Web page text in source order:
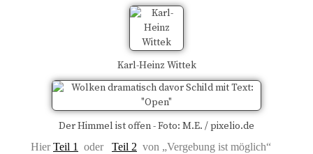
Karl-Heinz Wittek
Der Himmel ist offen - Foto: M.E. / pixelio.de
HierTeil 1 oder Teil 2 von „Vergebung ist möglich“